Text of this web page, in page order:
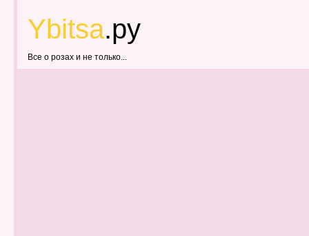
Ybitsa.ру
Все о розах и не только...